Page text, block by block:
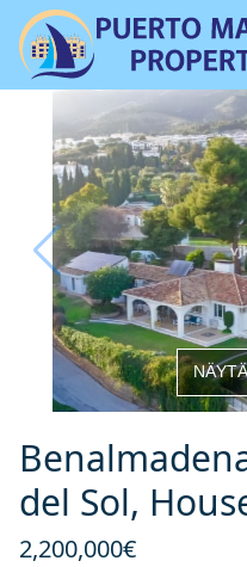
del Sol,
2,200,000€